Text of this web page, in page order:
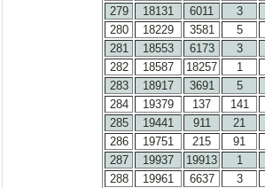
279
18131 6011 3
280
18229 3581 5
281
18553 6173 3
282
18587 18257 1
283
18917 3691 5
284
19379 137 141
285
19441 911 21
286
19751 215 91
287
19937 19913 1
288
19961 6637 3